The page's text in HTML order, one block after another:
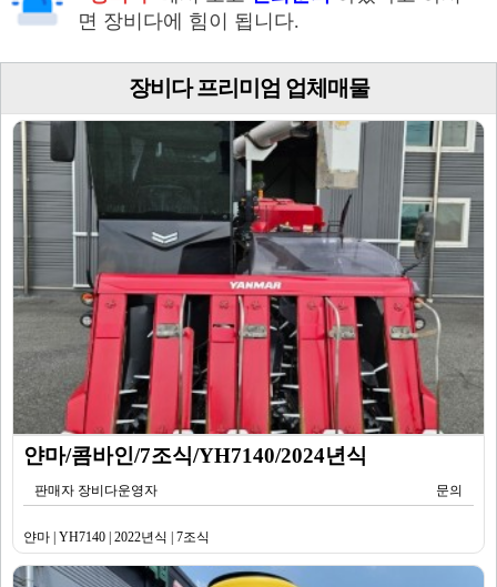
면 장비다에 힘이 됩니다.
장비다 프리미엄 업체매물
얀마/콤바인/7조식/YH7140/2024년식
판매자 장비다운영자 문의
얀마 | YH7140 | 2022년식 | 7조식